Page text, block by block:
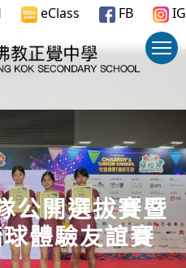
eClass FB IG
公開選拔賽暨
體驗友誼賽